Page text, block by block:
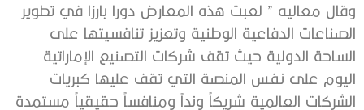
وقال معاليه ” لعبت هذه المعارض دورا بارزا في تطوير
الصناعات الدفاعية الوطنية وتعزيز تنافسيتها على
الساحة الدولية حيث تقف شركات التصنيع الإماراتية
اليوم على نفس المنصة التي تقف عليها كبريات
الشركات العالمية شريكاً ونداً ومنافساً حقيقياً مستمدة